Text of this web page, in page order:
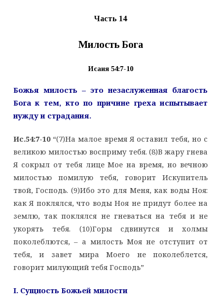
Часть 14
Милость Бога
Исаия 54:7-10
Божья милость – это незаслуженная благость
Бога к тем,кто по причине греха испытывает
нужду и страдания.
Ис.54:7-10“(7)На малое время Я оставил тебя, но с
великою милостью восприму тебя. (8)В жару гнева
Я сокрыл от тебя лице Мое на время, но вечною
милостью помилую тебя, говорит Искупитель
твой, Господь. (9)Ибо это для Меня, как воды Ноя:
как Я поклялся, что воды Ноя не придут более на
землю, так поклялся не гневаться на тебя и не
укорять тебя. (10)Горы сдвинутся и холмы
поколеблются, – а милость Моя не отступит от
тебя, и завет мира Моего не поколеблется,
говорит милующий тебя Господь”
I. Сущность Божьей милости